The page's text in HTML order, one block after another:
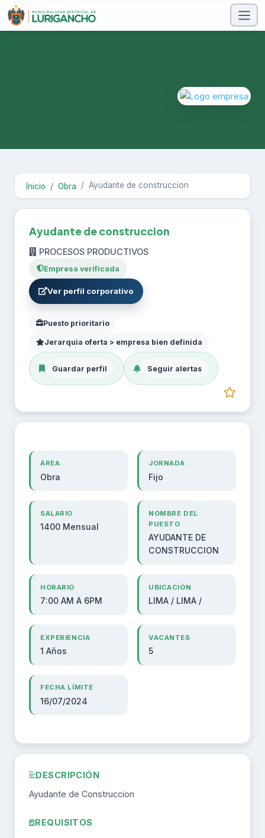
Inicio Obra Ayudante de construccion
Ayudante de construccion
PROCESOS PRODUCTIVOS
Empresa verificada
Ver perfil corporativo
Puesto prioritario
Jerarquia oferta > empresa bien definida
Guardar perfil Seguir alertas
ÁREA
Obra
JORNADA
Fijo
SALARIO
1400 Mensual
NOMBRE DEL
PUESTO
AYUDANTE DE
CONSTRUCCION
HORARIO
7:00 AM A 6PM
UBICACIÓN
LIMA / LIMA /
EXPERIENCIA
1 Años
VACANTES
5
FECHA LÍMITE
16/07/2024
DESCRIPCIÓN
Ayudante de Construccion
REQUISITOS